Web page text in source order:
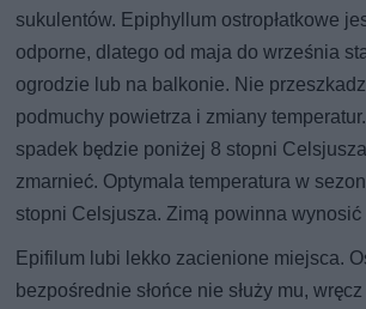
sukulentów. Epiphyllum ostropłatkowe
odporne, dlatego od maja do września
ogrodzie lub na balkonie. Nie
podmuchy powietrza i zmiany
spadek będzie poniżej 8 stopni
zmarnieć. Optymala temperatura w
stopni Celsjusza. Zimą powinna wynosić
Epifilum lubi lekko zacienione miejsca.
bezpośrednie słońce nie służy mu,